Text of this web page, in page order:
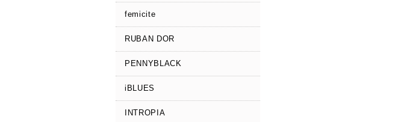
femicite
RUBAN DOR
PENNYBLACK
iBLUES
INTROPIA